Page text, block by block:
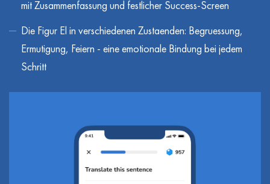
mit Zusammenfassung und festlicher Success-Screen
Die Figur El in verschiedenen Zustaenden: Begruessung,
Ermutigung, Feiern - eine emotionale Bindung bei jedem
Schritt